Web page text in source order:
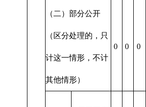
（二）部分公开
（区分处理的，只
计这一情形，不计
其他情形）
0 0 0